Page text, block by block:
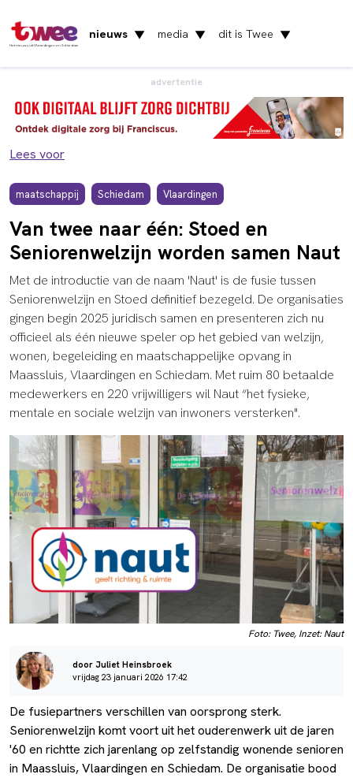
Het nieuws uit Vlaardingen en Schiedam
nieuws ▼ media ▼ dit is Twee ▼
advertentie
Lees voor
maatschappij Schiedam Vlaardingen
Van twee naar één: Stoed en
Seniorenwelzijn worden samen Naut
Met de introductie van de naam 'Naut' is de fusie tussen
Seniorenwelzijn en Stoed definitief bezegeld. De organisaties
gingen begin 2025 juridisch samen en presenteren zich nu
officieel als één nieuwe speler op het gebied van welzijn,
wonen, begeleiding en maatschappelijke opvang in
Maassluis, Vlaardingen en Schiedam. Met ruim 80 betaalde
medewerkers en 220 vrijwilligers wil Naut “het fysieke,
mentale en sociale welzijn van inwoners versterken".
Foto: Twee, Inzet: Naut
door Juliet Heinsbroek
vrijdag 23 januari 2026 17:42
De fusiepartners verschillen van oorsprong sterk.
Seniorenwelzijn komt voort uit het ouderenwerk uit de jaren
'60 en richtte zich jarenlang op zelfstandig wonende senioren
in Maassluis, Vlaardingen en Schiedam. De organisatie bood